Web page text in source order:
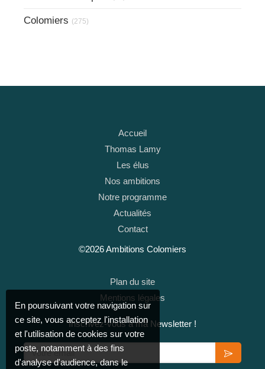
Colomiers (275)
Accueil
Thomas Lamy
Les élus
Nos ambitions
Notre programme
Actualités
Contact
©2026 Ambitions Colomiers
Plan du site
Mentions légales
Inscrivez-vous à ma Newsletter !
Votre email
En poursuivant votre navigation sur
ce site, vous acceptez l'installation
et l'utilisation de cookies sur votre
poste, notamment à des fins
d'analyse d'audience, dans le